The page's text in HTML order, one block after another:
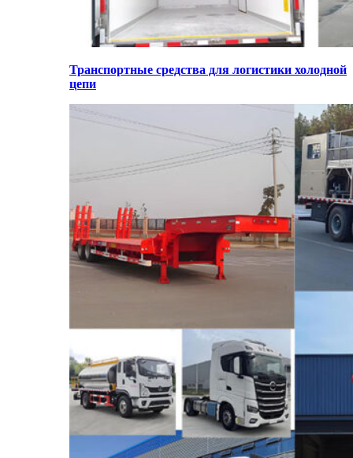
Транспортные средства для логистики холодной
цепи